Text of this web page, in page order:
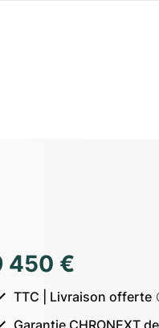
450 €
TTC | Livraison offerte
Garantie CHRONEXT